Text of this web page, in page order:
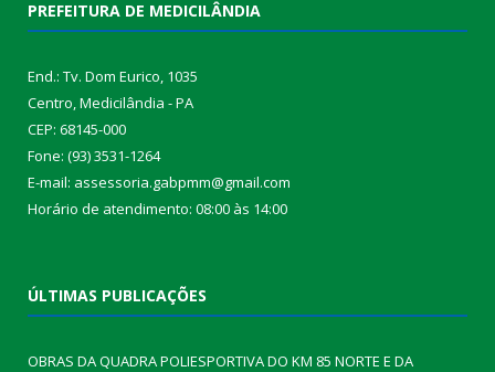
PREFEITURA DE MEDICILÂNDIA
End.: Tv. Dom Eurico, 1035
Centro, Medicilândia - PA
CEP: 68145-000
Fone: (93) 3531-1264
E-mail: assessoria.gabpmm@gmail.com
Horário de atendimento: 08:00 às 14:00
ÚLTIMAS PUBLICAÇÕES
OBRAS DA QUADRA POLIESPORTIVA DO KM 85 NORTE E DA